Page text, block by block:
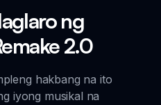
ng
2.0
hakbang na ito
iyong musikal na